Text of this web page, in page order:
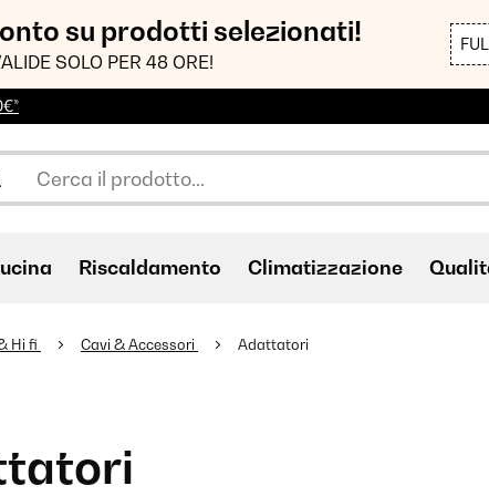
su prodotti selezionati!
SOLO PER 48 ORE!
Riscaldamento Climatizzazione
Hi fi Cavi & Accessori Adattatori